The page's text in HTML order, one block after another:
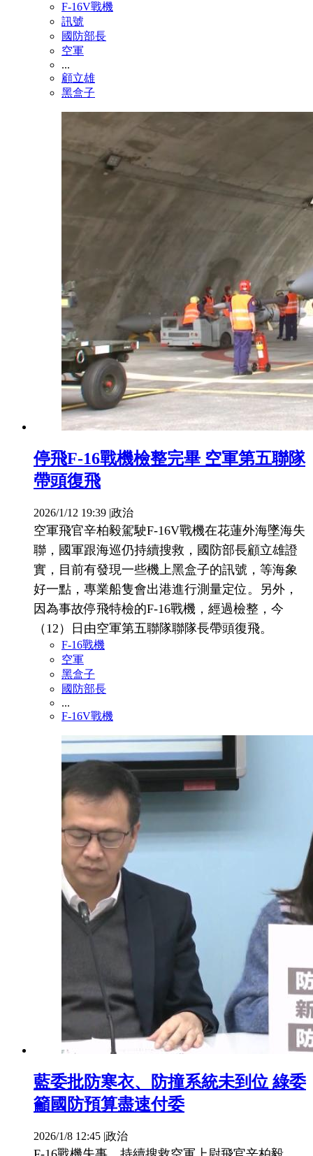
F-16V戰機
訊號
國防部長
空軍
...
顧立雄
黑盒子
停飛F-16戰機檢整完畢 空軍第五聯隊
帶頭復飛
2026/1/12 19:39 |政治
空軍飛官辛柏毅駕駛F-16V戰機在花蓮外海墜海失
聯，國軍跟海巡仍持續搜救，國防部長顧立雄證
實，目前有發現一些機上黑盒子的訊號，等海象
好一點，專業船隻會出港進行測量定位。另外，
因為事故停飛特檢的F-16戰機，經過檢整，今
（12）日由空軍第五聯隊聯隊長帶頭復飛。
F-16戰機
空軍
黑盒子
國防部長
...
F-16V戰機
藍委批防寒衣、防撞系統未到位 綠委
籲國防預算盡速付委
2026/1/8 12:45 |政治